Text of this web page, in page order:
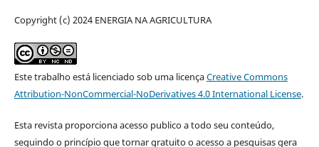
Copyright (c) 2024 ENERGIA NA AGRICULTURA
Este trabalho está licenciado sob uma licençaCreative Commons
Attribution-NonCommercial-NoDerivatives 4.0 International License.
Esta revista proporciona acesso publico a todo seu conteúdo,
seguindo o princípio que tornar gratuito o acesso a pesquisas gera